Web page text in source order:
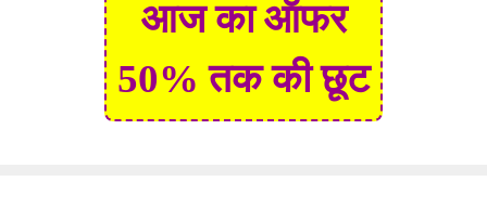
आज का ऑफर
50% तक की छूट